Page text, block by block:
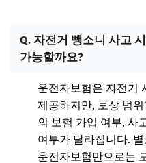
Q. 자전거 뺑소니 사고
가능할까요?
운전자보험은 자전거
제공하지만, 보상 범
의 보험 가입 여부, 사
여부가 달라집니다.
운전자보험만으로는